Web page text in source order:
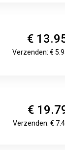
€
Verzenden: €
€
Verzenden: €